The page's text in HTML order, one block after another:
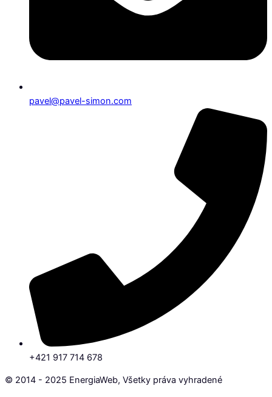
pavel@pavel-simon.com
+421 917 714 678
© 2014 - 2025 EnergiaWeb, Všetky práva vyhradené